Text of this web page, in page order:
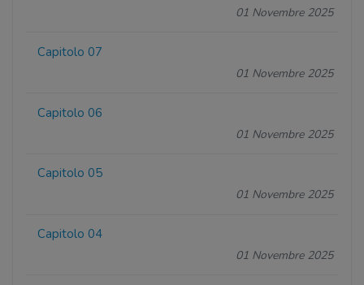
01 Novembre 2025
Capitolo 07
01 Novembre 2025
Capitolo 06
01 Novembre 2025
Capitolo 05
01 Novembre 2025
Capitolo 04
01 Novembre 2025